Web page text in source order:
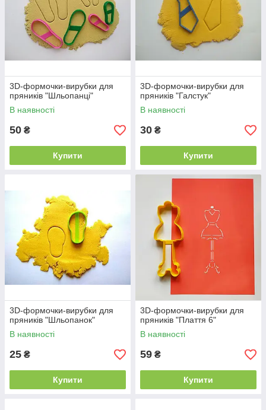
3D-формочки-вирубки для
пряників "Шльопанці"
В наявності
50 ₴
Купити
3D-формочки-вирубки для
пряників "Галстук"
В наявності
30 ₴
Купити
3D-формочки-вирубки для
пряників "Шльопанок"
В наявності
25 ₴
Купити
3D-формочки-вирубки для
пряників "Плаття 6"
В наявності
59 ₴
Купити